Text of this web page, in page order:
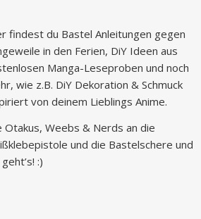
findest du Bastel Anleitungen gegen
in den Ferien, DiY Ideen aus
Manga-Leseproben und noch
wie z.B. DiY Dekoration & Schmuck
von deinem Lieblings Anime.
Otakus, Weebs & Nerds an die
und die Bastelschere und
:)